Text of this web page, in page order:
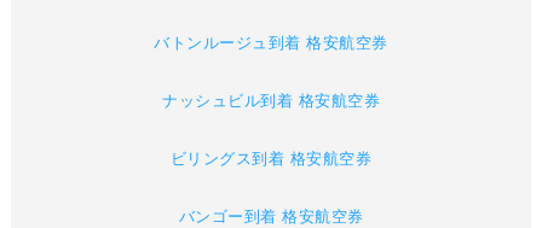
バトンルージュ到着 格安航空券
ナッシュビル到着 格安航空券
ビリングス到着 格安航空券
バンゴー到着 格安航空券